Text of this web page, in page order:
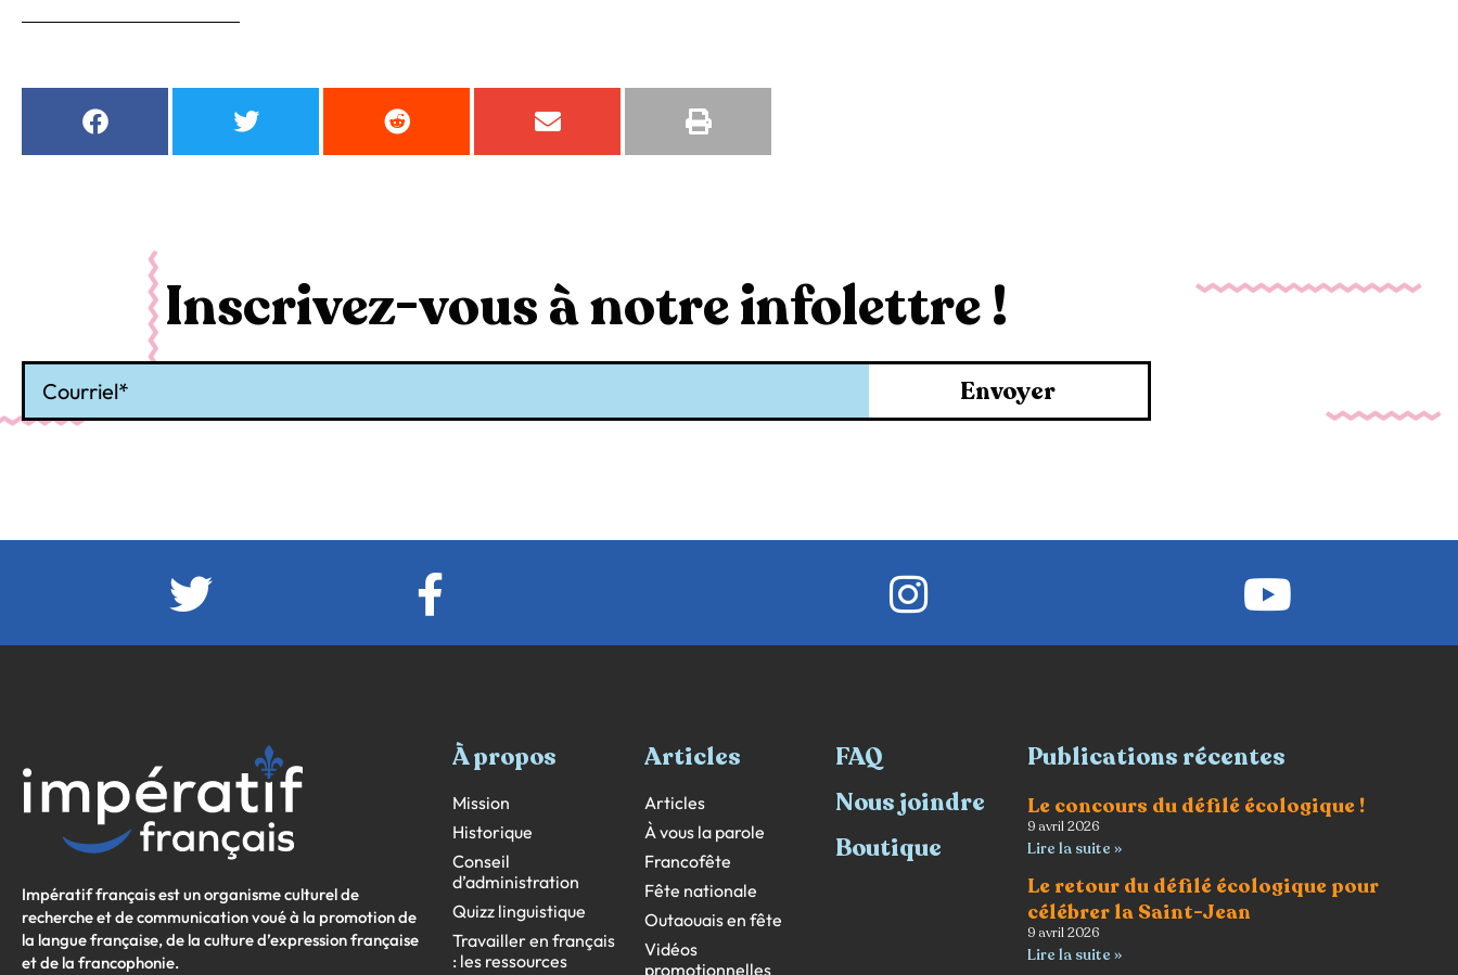
Inscrivez-vous à notre infolettre !
Envoyer
Impératif français est un organisme culturel de
recherche et de communication voué à la promotion de
la langue française, de la culture d’expression française
et de la francophonie.
À propos
Mission
Historique
Conseil
d’administration
Quizz linguistique
Travailler en français
: les ressources
Articles
Articles
À vous la parole
Francofête
Fête nationale
Outaouais en fête
Vidéos
promotionnelles
FAQ
Nous joindre
Boutique
Publications récentes
Le concours du défilé écologique !
9 avril 2026
Lire la suite »
Le retour du défilé écologique pour
célébrer la Saint-Jean
9 avril 2026
Lire la suite »